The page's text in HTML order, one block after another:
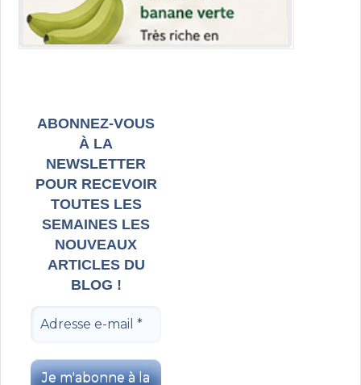
ABONNEZ-VOUS
À LA
NEWSLETTER
POUR RECEVOIR
TOUTES LES
SEMAINES LES
NOUVEAUX
ARTICLES DU
BLOG !